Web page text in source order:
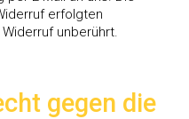
erfolgten
unberührt.
gegen die